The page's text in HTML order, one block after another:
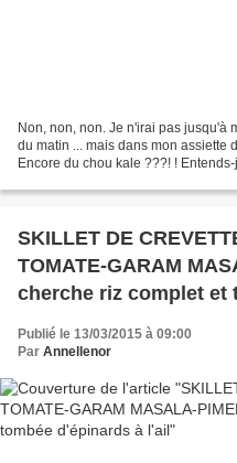
Non, non, non. Je n'irai pas jusqu'à
du matin ... mais dans mon assiette
Encore du chou kale ???! !
SKILLET DE
TOMATE-GARAM
cherche riz complet et
Publié le 13/03/2015 à 09:00
Par Annellenor